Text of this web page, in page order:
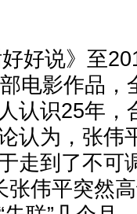
说》至
电影作品，
认识25年，
认为，张伟
走到了不可
伟平突然